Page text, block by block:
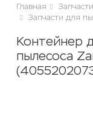
Главная
Запчасти для
Контейнер
пылесоса